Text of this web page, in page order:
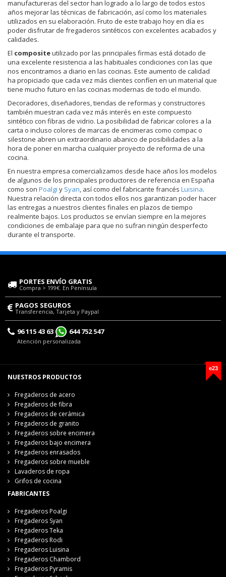
manufactureras del sector han logrado a lo largo de todos estos
años mejorar las técnicas de fabricación, así como los materiales
utilizados en su elaboración. Fruto de este trabajo hoy en día es
poder disfrutar de fregaderos sintéticos con excelentes acabados y
calidades.
El compositeutilizado por las principales firmas está dotado de
una excelente resistencia a las habituales condiciones con las que
nos encontramos a diario en las cocinas. Este aumento de calidad
ha propiciado que cada vez más clientes confíen en un material que
tiene mucho futuro en las cocinas modernas de todo el mundo.
Decoradores, diseñadores, tiendas de reformas y constructores
también muestran cada vez más interés en este compuesto
sintético con fibras de vidrio. La posibilidad de fabricar colores a la
carta o incluso colores de marcas de encimeras como compac o
silestone abren un extraordinario abanico de posibilidades a la
hora de poner en marcha cualquier proyecto de reforma de una
cocina.
En nuestra empresa comercializamos desde hace años los modelos
de algunos de los principales productores de referencia en España
como son Poalgi y Syan, así como del fabricante francés Luisina.
Nuestra relación directa con todos ellos nos garantizan poder hacer
las entregas a nuestros clientes finales en plazos de tiempo
realmente bajos. Los productos se envían siempre en la mejores
condiciones de embalaje para que no sufran ningún desperfecto
durante el transporte.
PORTES ENVÍO GRATIS
Compra > 199€. En Península
PAGOS SEGUROS
Transferencia, Tarjeta y Paypal
96 115 43 63 644 752 547
Atención personalizada
e23
NUESTROS PRODUCTOS
Fregaderos de acero
Fregaderos de fibra
Fregaderos de cerámica
Fregaderos de granito
Fregaderos sobre encimera
Fregaderos bajo encimera
Fregaderos enrasados
Fregaderos sobre mueble
Lavaderos de ropa
Grifos de cocina
FABRICANTES
Fregaderos Poalgi
Fregaderos Syan
Fregaderos Teka
Fregaderos Rodi
Fregaderos Luisina
Fregaderos Chambord
Fregaderos Pyramis